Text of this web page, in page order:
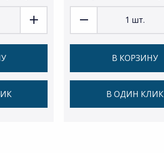
1 шт.
В КОРЗИНУ
В ОДИН КЛИК